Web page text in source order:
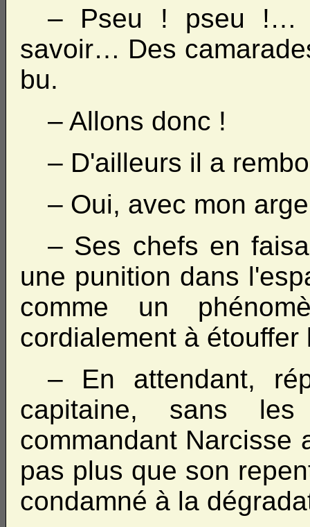
– Pseu ! pseu !…
savoir… Des
bu.
– Allons donc !
– D'ailleurs il a
– Oui, avec mon
– Ses chefs en
une punition dans
comme un
cordialement à étouffer
– En attendant,
capitaine, sans
commandant Narcisse
pas plus que son
condamné à la